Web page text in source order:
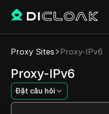
Proxy Sites Proxy-IPv6
Proxy-IPv6
Đặt câu hỏi